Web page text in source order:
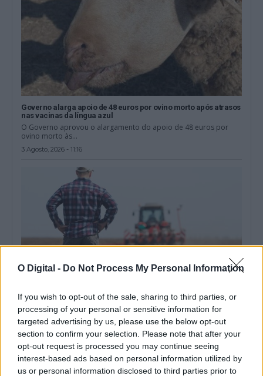
O Digital - Do Not Process My Personal Information
If you wish to opt-out of the sale, sharing to third parties, or
processing of your personal or sensitive information for
targeted advertising by us, please use the below opt-out
section to confirm your selection. Please note that after your
opt-out request is processed you may continue seeing
interest-based ads based on personal information utilized by
us or personal information disclosed to third parties prior to
Governo alarga apoio de 48 euros por ovino morto após atrasos
nas vacinas da língua azul
O Governo aprovou o alargamento do apoio de 48 euros por
ovino morto às...
3 Agosto, 2026 - 11:16
Agricultores recebem apoio de 20 milhões de euros até 31 de
julho
O Governo vai pagar, até sexta-feira, 31 de julho, um apoio
extraordinário de 20...
30 Julho, 2026 - 13:00